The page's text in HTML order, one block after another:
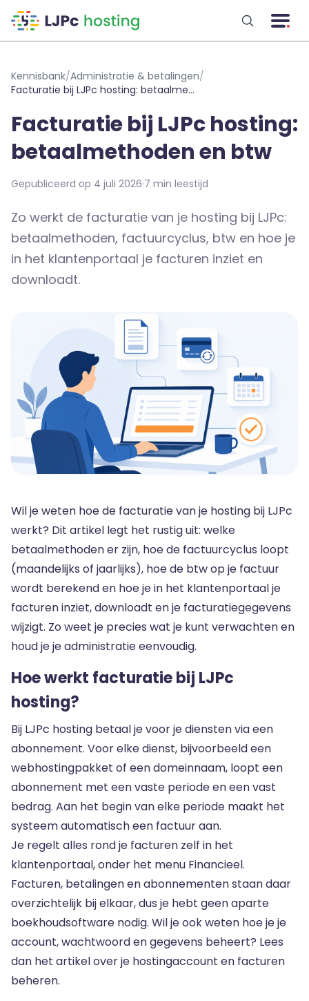
Kennisbank/Administratie & betalingen/
Facturatie bij LJPc hosting: betaalmethoden en btw
Facturatie bij LJPc hosting:
betaalmethoden en btw
Gepubliceerd op 4 juli 2026·7 min leestijd
Zo werkt de facturatie van je hosting bij LJPc:
betaalmethoden, factuurcyclus, btw en hoe je
in het klantenportaal je facturen inziet en
downloadt.
Wil je weten hoe de facturatie van je hosting bij LJPc
werkt? Dit artikel legt het rustig uit: welke
betaalmethoden er zijn, hoe de factuurcyclus loopt
(maandelijks of jaarlijks), hoe de btw op je factuur
wordt berekend en hoe je in het klantenportaal je
facturen inziet, downloadt en je facturatiegegevens
wijzigt. Zo weet je precies wat je kunt verwachten en
houd je je administratie eenvoudig.
Hoe werkt facturatie bij LJPc
hosting?
Bij LJPc hosting betaal je voor je diensten via een
abonnement. Voor elke dienst, bijvoorbeeld een
webhostingpakket of een domeinnaam, loopt een
abonnement met een vaste periode en een vast
bedrag. Aan het begin van elke periode maakt het
systeem automatisch een factuur aan.
Je regelt alles rond je facturen zelf in het
klantenportaal, onder het menu Financieel.
Facturen, betalingen en abonnementen staan daar
overzichtelijk bij elkaar, dus je hebt geen aparte
boekhoudsoftware nodig. Wil je ook weten hoe je je
account, wachtwoord en gegevens beheert? Lees
dan het artikel overje hostingaccount en facturen
beheren.